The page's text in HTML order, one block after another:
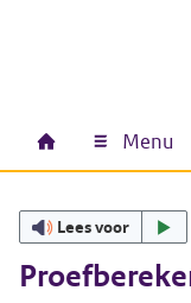
Hoofdnavigatie
Home Menu
Lees voor